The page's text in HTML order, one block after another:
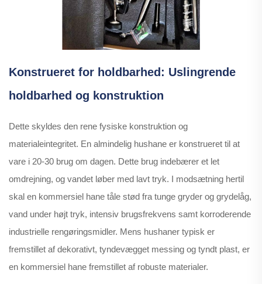
Konstrueret for holdbarhed: Uslingrende
holdbarhed og konstruktion
Dette skyldes den rene fysiske konstruktion og
materialeintegritet. En almindelig hushane er konstrueret til at
vare i 20-30 brug om dagen. Dette brug indebærer et let
omdrejning, og vandet løber med lavt tryk. I modsætning hertil
skal en kommersiel hane tåle stød fra tunge gryder og grydelåg,
vand under højt tryk, intensiv brugsfrekvens samt korroderende
industrielle rengøringsmidler. Mens hushaner typisk er
fremstillet af dekorativt, tyndevægget messing og tyndt plast, er
en kommersiel hane fremstillet af robuste materialer.